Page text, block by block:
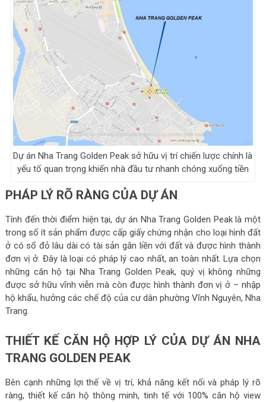
Dự án Nha Trang Golden Peak sở hữu vị trí chiến lược chính là
yếu tố quan trọng khiến nhà đầu tư nhanh chóng xuống tiền
PHÁP LÝ RÕ RÀNG CỦA DỰ ÁN
Tính đến thời điểm hiện tại, dự án Nha Trang Golden Peak là một
trong số ít sản phẩm được cấp giấy chứng nhận cho loại hình đất
ở có sổ đỏ lâu dài có tài sản gắn liền với đất và được hình thành
đơn vị ở. Đây là loại có pháp lý cao nhất, an toàn nhất. Lựa chọn
những căn hộ tại Nha Trang Golden Peak, quý vị không những
được sở hữu vĩnh viễn mà còn được hình thành đơn vị ở – nhập
hộ khẩu, hưởng các chế độ của cư dân phường Vĩnh Nguyên, Nha
Trang.
THIẾT KẾ CĂN HỘ HỢP LÝ CỦA DỰ ÁN NHA
TRANG GOLDEN PEAK
Bên cạnh những lợi thế về vị trí, khả năng kết nối và pháp lý rõ
ràng, thiết kế căn hộ thông minh, tinh tế với 100% căn hộ view